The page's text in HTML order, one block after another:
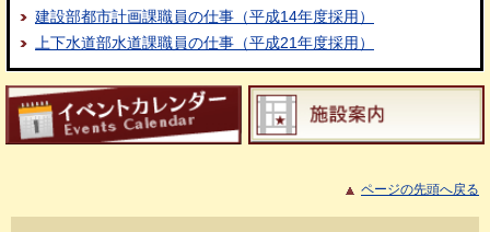
建設部都市計画課職員の仕事（平成14年度採用）
上下水道部水道課職員の仕事（平成21年度採用）
ページの先頭へ戻る